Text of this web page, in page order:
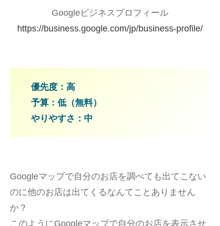
Googleビジネスプロフィール
https://business.google.com/jp/business-profile/
優先度：高
予算：低（無料）
やりやすさ：中
Googleマップで自分のお店を調べても出てこない
のに他のお店は出てくるなんてことありません
か？
このようにGoogleマップで自分のお店を表示させ